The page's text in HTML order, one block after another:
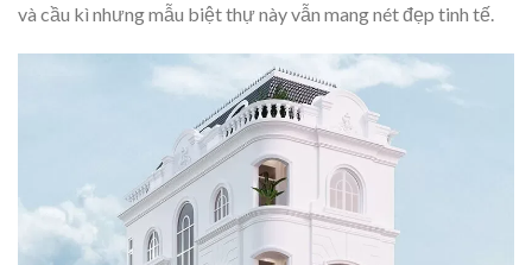
và cầu kì nhưng mẫu biệt thự này vẫn mang nét đẹp tinh tế.